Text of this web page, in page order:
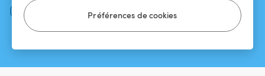
Préférences de cookies
Instagram